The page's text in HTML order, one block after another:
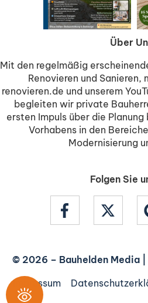
Über
Mit den regelmäßig
Renovieren und Sanieren,
renovieren.de und unserem
begleiten wir private
ersten Impuls über die Planung
Vorhabens in den
Modernisierung
Folgen Sie
© 2026 – Bauhelden Media|
Impressum